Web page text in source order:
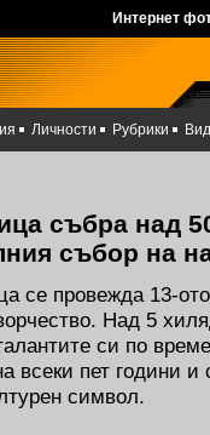
Интернет
Личности Рубрики
събра над
събор на
се провежда 13-
Над 5
си по
всеки пет години
символ.